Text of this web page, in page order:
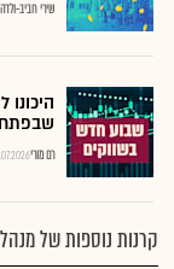
שירי חביב-
שבפתח
רם מורי
קרנות נוספות של